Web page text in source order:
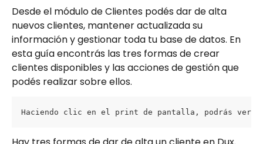
Desde el módulo de Clientes podés dar de alta
nuevos clientes, mantener actualizada su
información y gestionar toda tu base de datos. En
esta guía encontrás las tres formas de crear
clientes disponibles y las acciones de gestión que
podés realizar sobre ellos.
Haciendo clic en el print de pantalla, podrás ver la